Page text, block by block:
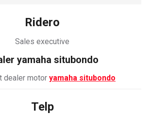
Ridero
Sales executive
yamaha situbondo
dealer motor yamaha situbondo
Telp